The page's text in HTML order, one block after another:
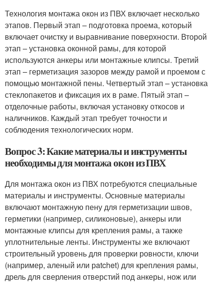
Технология монтажа окон из ПВХ включает несколько
этапов. Первый этап – подготовка проема, который
включает очистку и выравнивание поверхности. Второй
этап – установка оконной рамы, для которой
используются анкеры или монтажные клипсы. Третий
этап – герметизация зазоров между рамой и проемом с
помощью монтажной пены. Четвертый этап – установка
стеклопакетов и фиксация их в раме. Пятый этап –
отделочные работы, включая установку откосов и
наличников. Каждый этап требует точности и
соблюдения технологических норм.
Вопрос 3: Какие материалы и инструменты
необходимы для монтажа окон из ПВХ
Для монтажа окон из ПВХ потребуются специальные
материалы и инструменты. Основные материалы
включают монтажную пену для герметизации швов,
герметики (например, силиконовые), анкеры или
монтажные клипсы для крепления рамы, а также
уплотнительные ленты. Инструменты же включают
строительный уровень для проверки ровности, ключи
(например, аленый или рatchet) для крепления рамы,
дрель для сверления отверстий под анкеры, нож или